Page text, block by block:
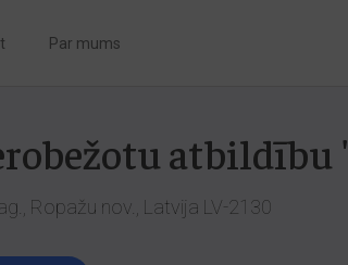
Par mums
atbildību
Ropažu nov., Latvija LV-2130